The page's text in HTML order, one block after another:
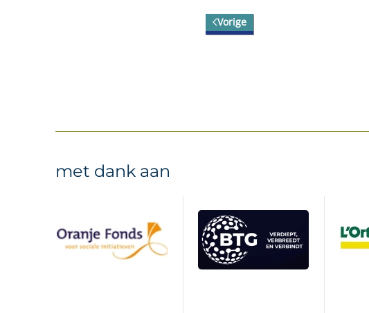
Vorige
met dank aan